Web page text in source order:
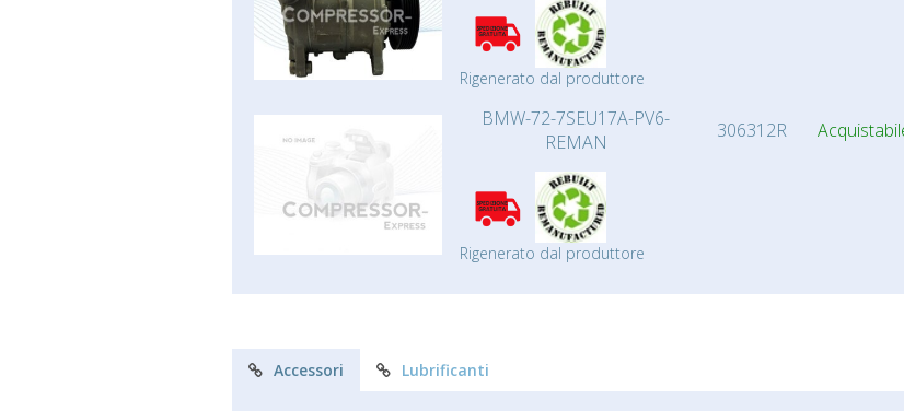
Rigenerato dal produttore
BMW-72-7SEU17A-PV6-
REMAN
306312R
Rigenerato dal produttore
Accessori Lubrificanti